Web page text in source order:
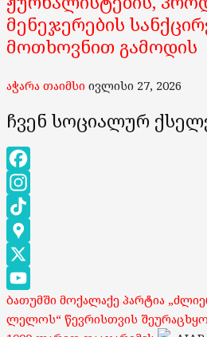
მენეჯერების
მოთხოვნით გამოდის
აჭარა თაიმსი ივლისი 27, 2026
ჩვენ სოციალურ
Facebook
Instagram
TikTok
Google
Maps
X
YouTube
Channel
ბათუმში მოქალაქე პარტია
ლელოს“ წევრისთვის